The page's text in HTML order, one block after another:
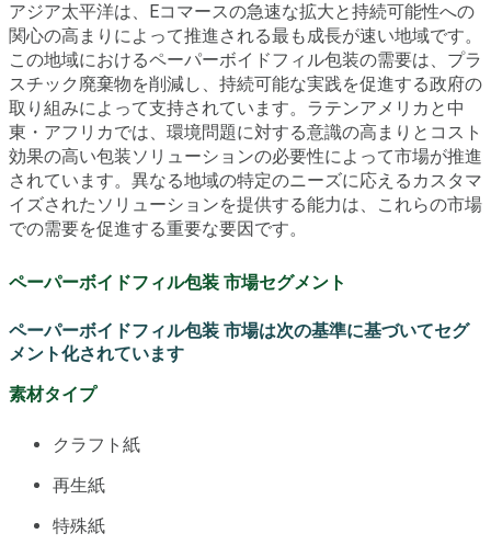
アジア太平洋は、Eコマースの急速な拡大と持続可能性への
関心の高まりによって推進される最も成長が速い地域です。
この地域におけるペーパーボイドフィル包装の需要は、プラ
スチック廃棄物を削減し、持続可能な実践を促進する政府の
取り組みによって支持されています。ラテンアメリカと中
東・アフリカでは、環境問題に対する意識の高まりとコスト
効果の高い包装ソリューションの必要性によって市場が推進
されています。異なる地域の特定のニーズに応えるカスタマ
イズされたソリューションを提供する能力は、これらの市場
での需要を促進する重要な要因です。
ペーパーボイドフィル包装 市場セグメント
ペーパーボイドフィル包装 市場は次の基準に基づいてセグ
メント化されています
素材タイプ
クラフト紙
再生紙
特殊紙